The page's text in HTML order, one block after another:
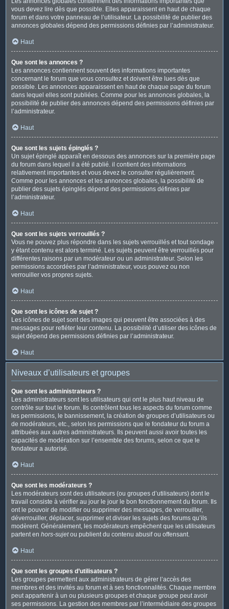
vous devez lire dès que possible. Elles apparaissent en haut de chaque
forum et dans votre panneau de l’utilisateur. La possibilité de publier des
annonces globales dépend des permissions définies par l’administrateur.
Haut
Que sont les annonces ?
Les annonces contiennent souvent des informations importantes
concernant le forum que vous consultez et doivent être lues dès que
possible. Les annonces apparaissent en haut de chaque page du forum
dans lequel elles sont publiées. Comme pour les annonces globales, la
possibilité de publier des annonces dépend des permissions définies par
l’administrateur.
Haut
Que sont les sujets épinglés ?
Un sujet épinglé apparaît en dessous des annonces sur la première page
du forum dans lequel il a été publié. il contient des informations
relativement importantes et vous devez le consulter régulièrement.
Comme pour les annonces et les annonces globales, la possibilité de
publier des sujets épinglés dépend des permissions définies par
l’administrateur.
Haut
Que sont les sujets verrouillés ?
Vous ne pouvez plus répondre dans les sujets verrouillés et tout sondage
y étant contenu est alors terminé. Les sujets peuvent être verrouillés pour
différentes raisons par un modérateur ou un administrateur. Selon les
permissions accordées par l’administrateur, vous pouvez ou non
verrouiller vos propres sujets.
Haut
Que sont les icônes de sujet ?
Les icônes de sujet sont des images qui peuvent être associées à des
messages pour refléter leur contenu. La possibilité d’utiliser des icônes de
sujet dépend des permissions définies par l’administrateur.
Haut
Niveaux d’utilisateurs et groupes
Que sont les administrateurs ?
Les administrateurs sont les utilisateurs qui ont le plus haut niveau de
contrôle sur tout le forum. Ils contrôlent tous les aspects du forum comme
les permissions, le bannissement, la création de groupes d’utilisateurs ou
de modérateurs, etc., selon les permissions que le fondateur du forum a
attribuées aux autres administrateurs. Ils peuvent aussi avoir toutes les
capacités de modération sur l’ensemble des forums, selon ce que le
fondateur a autorisé.
Haut
Que sont les modérateurs ?
Les modérateurs sont des utilisateurs (ou groupes d’utilisateurs) dont le
travail consiste à vérifier au jour le jour le bon fonctionnement du forum. Ils
ont le pouvoir de modifier ou supprimer des messages, de verrouiller,
déverrouiller, déplacer, supprimer et diviser les sujets des forums qu’ils
modèrent. Généralement, les modérateurs empêchent que les utilisateurs
partent en hors-sujetou publient du contenu abusif ou offensant.
Haut
Que sont les groupes d’utilisateurs ?
Les groupes permettent aux administrateurs de gérer l’accès des
membres et des invités au forum et à ses fonctionnalités. Chaque membre
peut appartenir à un ou plusieurs groupes et chaque groupe peut avoir
ses permissions. La gestion des membres par l’intermédiaire des groupes